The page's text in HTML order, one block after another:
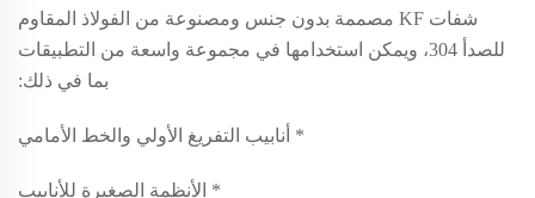
شفات KF مصممة بدون جنس ومصنوعة من الفولاذ المقاوم
للصدأ 304، ويمكن استخدامها في مجموعة واسعة من التطبيقات
بما في ذلك:
* أنابيب التفريغ الأولي والخط الأمامي
* الأنظمة الصغيرة للأنابيب